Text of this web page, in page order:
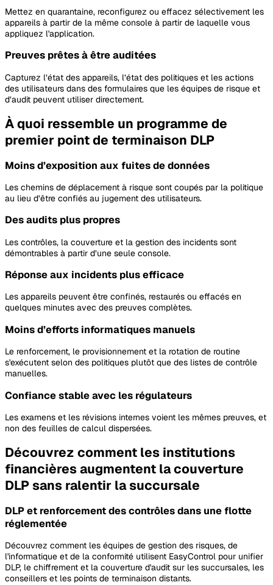
Mettez en quarantaine, reconfigurez ou effacez sélectivement les
appareils à partir de la même console à partir de laquelle vous
appliquez l'application.
Preuves prêtes à être auditées
Capturez l’état des appareils, l’état des politiques et les actions
des utilisateurs dans des formulaires que les équipes de risque et
d’audit peuvent utiliser directement.
À quoi ressemble un programme de
premier point de terminaison DLP
Moins d’exposition aux fuites de données
Les chemins de déplacement à risque sont coupés par la politique
au lieu d’être confiés au jugement des utilisateurs.
Des audits plus propres
Les contrôles, la couverture et la gestion des incidents sont
démontrables à partir d’une seule console.
Réponse aux incidents plus efficace
Les appareils peuvent être confinés, restaurés ou effacés en
quelques minutes avec des preuves complètes.
Moins d’efforts informatiques manuels
Le renforcement, le provisionnement et la rotation de routine
s'exécutent selon des politiques plutôt que des listes de contrôle
manuelles.
Confiance stable avec les régulateurs
Les examens et les révisions internes voient les mêmes preuves, et
non des feuilles de calcul dispersées.
Découvrez comment les institutions
financières augmentent la couverture
DLP sans ralentir la succursale
DLP et renforcement des contrôles dans une flotte
réglementée
Découvrez comment les équipes de gestion des risques, de
l'informatique et de la conformité utilisent EasyControl pour unifier
DLP, le chiffrement et la couverture d'audit sur les succursales, les
conseillers et les points de terminaison distants.